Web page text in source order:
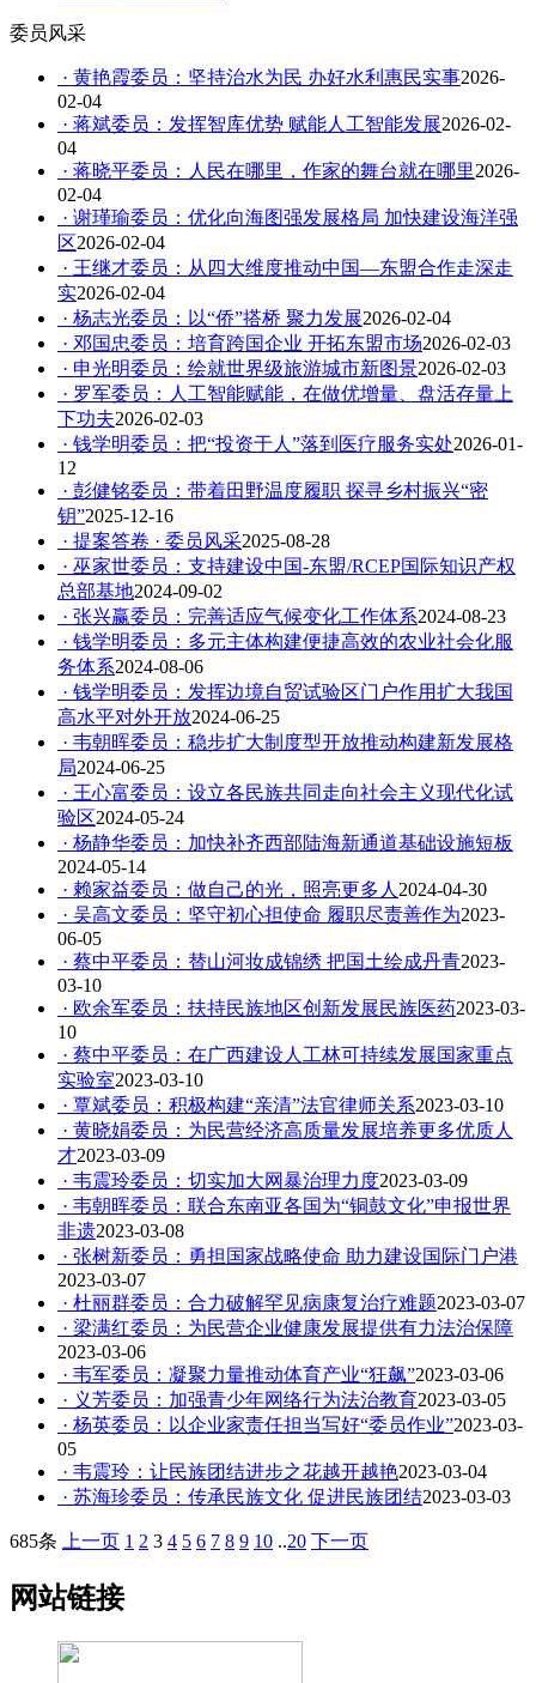
委员风采
· 黄艳霞委员：坚持治水为民 办好水利惠民实事2026-
02-04
· 蒋斌委员：发挥智库优势 赋能人工智能发展2026-02-
04
· 蒋晓平委员：人民在哪里，作家的舞台就在哪里2026-
02-04
· 谢瑾瑜委员：优化向海图强发展格局 加快建设海洋强
区2026-02-04
· 王继才委员：从四大维度推动中国—东盟合作走深走
实2026-02-04
· 杨志光委员：以“侨”搭桥 聚力发展2026-02-04
· 邓国忠委员：培育跨国企业 开拓东盟市场2026-02-03
· 申光明委员：绘就世界级旅游城市新图景2026-02-03
· 罗军委员：人工智能赋能，在做优增量、盘活存量上
下功夫2026-02-03
· 钱学明委员：把“投资于人”落到医疗服务实处2026-01-
12
· 彭健铭委员：带着田野温度履职 探寻乡村振兴“密
钥”2025-12-16
· 提案答卷 · 委员风采2025-08-28
· 巫家世委员：支持建设中国-东盟/RCEP国际知识产权
总部基地2024-09-02
· 张兴赢委员：完善适应气候变化工作体系2024-08-23
· 钱学明委员：多元主体构建便捷高效的农业社会化服
务体系2024-08-06
· 钱学明委员：发挥边境自贸试验区门户作用扩大我国
高水平对外开放2024-06-25
· 韦朝晖委员：稳步扩大制度型开放推动构建新发展格
局2024-06-25
· 王心富委员：设立各民族共同走向社会主义现代化试
验区2024-05-24
· 杨静华委员：加快补齐西部陆海新通道基础设施短板
2024-05-14
· 赖家益委员：做自己的光，照亮更多人 2024-04-30
· 吴高文委员：坚守初心担使命 履职尽责善作为2023-
06-05
· 蔡中平委员：替山河妆成锦绣 把国土绘成丹青2023-
03-10
· 欧余军委员：扶持民族地区创新发展民族医药2023-03-
10
· 蔡中平委员：在广西建设人工林可持续发展国家重点
实验室2023-03-10
· 覃斌委员：积极构建“亲清”法官律师关系2023-03-10
· 黄晓娟委员：为民营经济高质量发展培养更多优质人
才2023-03-09
· 韦震玲委员：切实加大网暴治理力度2023-03-09
· 韦朝晖委员：联合东南亚各国为“铜鼓文化”申报世界
非遗2023-03-08
· 张树新委员：勇担国家战略使命 助力建设国际门户港
2023-03-07
· 杜丽群委员：合力破解罕见病康复治疗难题2023-03-07
· 梁满红委员：为民营企业健康发展提供有力法治保障
2023-03-06
· 韦军委员：凝聚力量推动体育产业“狂飙”2023-03-06
· 义芳委员：加强青少年网络行为法治教育2023-03-05
· 杨英委员：以企业家责任担当写好“委员作业”2023-03-
05
· 韦震玲：让民族团结进步之花越开越艳2023-03-04
· 苏海珍委员：传承民族文化 促进民族团结2023-03-03
685条 上一页 1 2 3 4 5 6 7 8 9 10 ..20 下一页
网站链接